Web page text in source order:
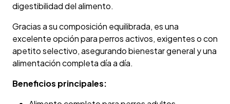
digestibilidad del alimento.
Gracias a su composición equilibrada, es una
excelente opción para perros activos, exigentes o con
apetito selectivo, asegurando bienestar general y una
alimentación completa día a día.
Beneficios principales: